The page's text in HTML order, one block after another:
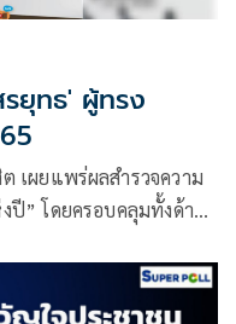
ยุทธ' ผู้ทรง
เผยแพร่ผลสำรวจความ
ปี” โดยครอบคลุมทั้งด้าน